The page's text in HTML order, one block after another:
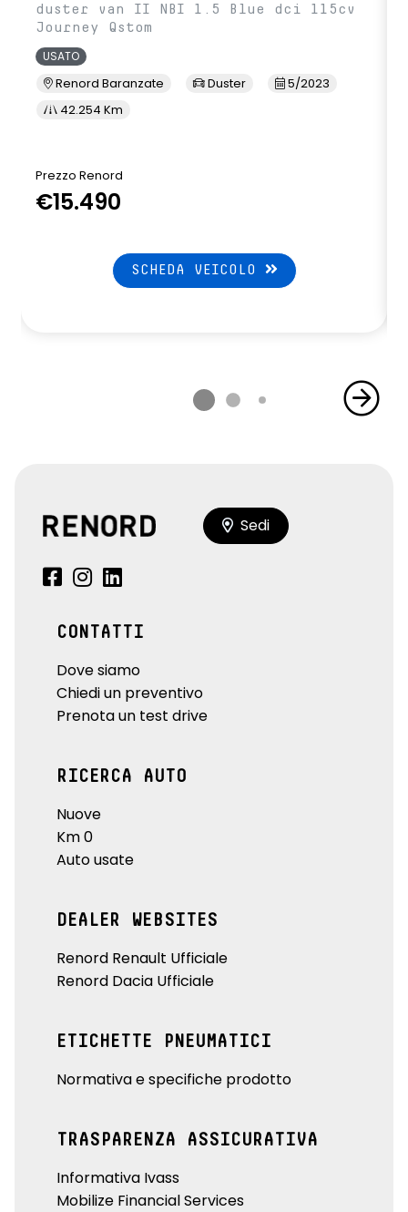
duster van II NBI 1.5 Blue dci 115cv
Journey Qstom
USATO
Renord Baranzate Duster
5/2023
42.254 Km
Prezzo Renord
€15.490
SCHEDA VEICOLO
Sedi
CONTATTI
Dove siamo
Chiedi un preventivo
Prenota un test drive
RICERCA AUTO
Nuove
Km 0
Auto usate
DEALER WEBSITES
Renord Renault Ufficiale
Renord Dacia Ufficiale
ETICHETTE PNEUMATICI
Normativa e specifiche prodotto
TRASPARENZA ASSICURATIVA
Informativa Ivass
Mobilize Financial Services